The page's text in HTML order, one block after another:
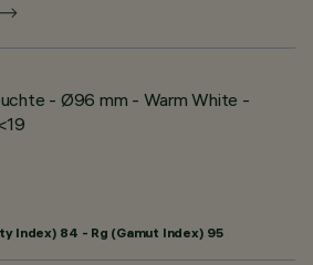
- Ø96 mm - Warm White -
Index) 84 - Rg (Gamut Index) 95